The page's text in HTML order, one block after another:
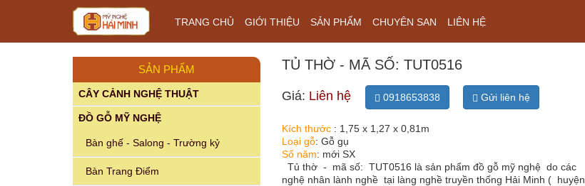
TRANG CHỦ GIỚI THIỆU SẢN PHẨM CHUYÊN SAN LIÊN HỆ
SẢN PHẨM
CÂY CẢNH NGHỆ THUẬT
ĐỒ GỖ MỸ NGHỆ
Bàn ghế - Salong - Trường kỷ
Bàn Trang Điểm
TỦ THỜ - MÃ SỐ: TUT0516
Giá: Liên hệ 0918653838 Gửi liên hệ
Kích thước : 1,75 x 1,27 x 0,81m
Loại gỗ: Gỗ gụ
Số năm: mới SX
Tủ thờ - mã số: TUT0516 là sản phẩm đồ gỗ mỹ nghệ do các
nghệ nhân lành nghề tại làng nghề truyền thống Hải Minh ( huyện